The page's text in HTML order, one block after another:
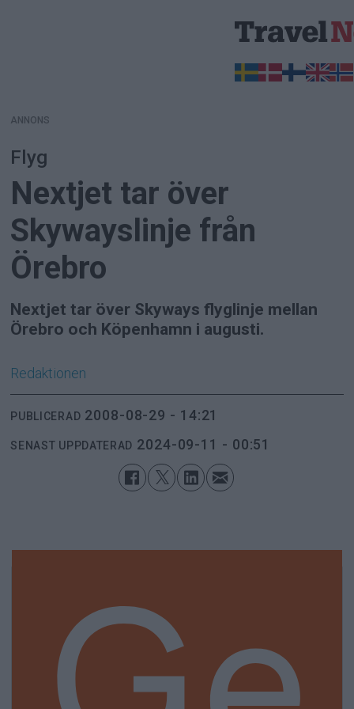
ANNONS
Flyg
Nextjet tar över
Skywayslinje från
Örebro
Nextjet tar över Skyways flyglinje mellan
Örebro och Köpenhamn i augusti.
Redaktionen
PUBLICERAD 2008-08-29 - 14:21
SENAST UPPDATERAD 2024-09-11 - 00:51